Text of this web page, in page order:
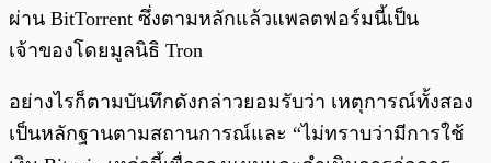
ผ่าน BitTorrent ซึ่งตามหลักแล้วแพลตฟอร์มนี้เป็น
เจ้าของโดยมูลนิธิ Tron
อย่างไรก็ตามบันทึกดังกล่าวยอมรับว่า เหตุการณ์ทั้งสอง
เป็นหลักฐานตามสถานการณ์และ “ไม่ทราบว่ามีการใช้